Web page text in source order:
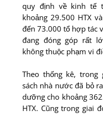
quy định về kinh tế
khoảng 29.500 HTX
đến 73.000 tổ hợp tác
đang đóng góp rất
không thuộc phạm vi
Theo thống kê, trong
sách nhà nước đã bỏ
dưỡng cho khoảng
HTX. Cũng trong giai